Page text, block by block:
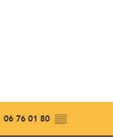
06 76 01 80 ▒▒